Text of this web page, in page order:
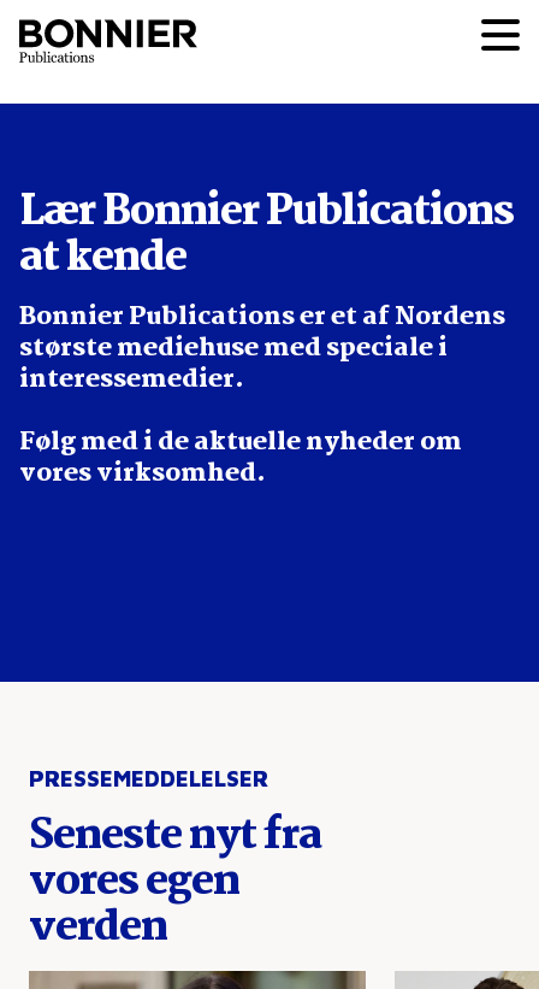
Lær Bonnier Publications
at kende
Bonnier Publications er et af Nordens
største mediehuse med speciale i
interessemedier.
Følg med i de aktuelle nyheder om
vores virksomhed.
PRESSEMEDDELELSER
Seneste nyt fra
vores egen
verden